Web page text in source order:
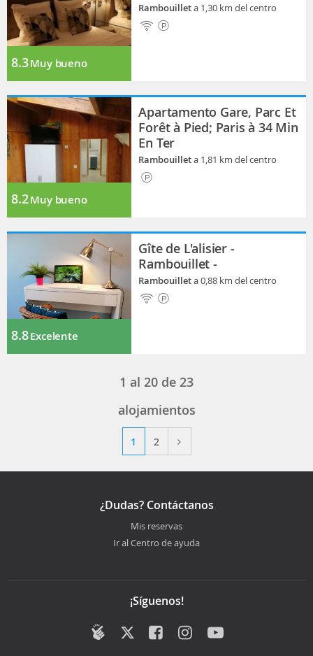
8.3Muy bueno
Rambouilleta 1,30 km del centro
8.2Muy bueno
Apartamento Gare, Parc Et
Forêt à Pied; Paris à 34 Min
En Ter
Rambouilleta 1,81 km del centro
8.8Excelente
Gîte de L'alisier -
Rambouillet -
Rambouilleta 0,88 km del centro
1 al 20 de 23
alojamientos
1 2
¿Dudas? Contáctanos
Mis reservas
Ir al Centro de ayuda
¡Síguenos!